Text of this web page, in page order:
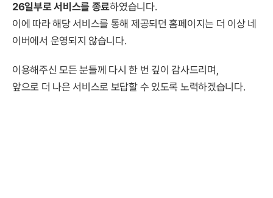
26일부로 서비스를 종료하였습니다.
이에 따라 해당 서비스를 통해 제공되던 홈페이지는 더 이상 네
이버에서 운영되지 않습니다.
이용해주신 모든 분들께 다시 한 번 깊이 감사드리며,
앞으로 더 나은 서비스로 보답할 수 있도록 노력하겠습니다.